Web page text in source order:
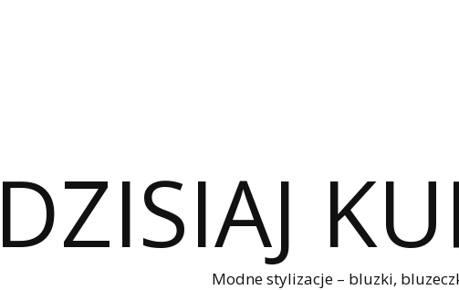
Modne stylizacje – bluzki,